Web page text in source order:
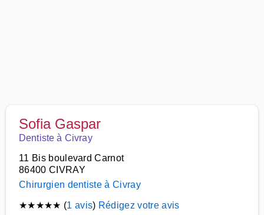
Sofia Gaspar
Dentiste à Civray
11 Bis boulevard Carnot
86400 CIVRAY
Chirurgien dentiste à Civray
★★★★★ (1 avis) Rédigez votre avis